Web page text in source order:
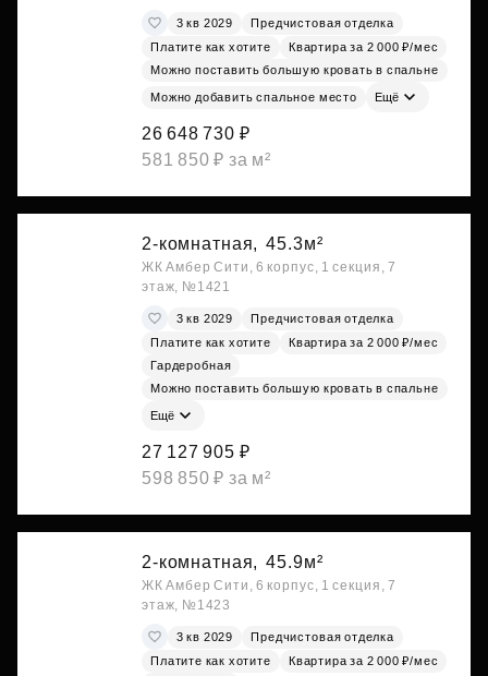
3 кв 2029
Предчистовая отделка
Платите как хотите
Квартира за 2 000 ₽/мес
Можно поставить большую кровать в спальне
Можно добавить спальное место Ещё
26 648 730 ₽
581 850 ₽ за м²
2-комнатная, 45.3м²
ЖК Амбер Сити, 6 корпус, 1 секция, 7
этаж, №1421
3 кв 2029
Предчистовая отделка
Платите как хотите
Квартира за 2 000 ₽/мес
Гардеробная
Можно поставить большую кровать в спальне
Ещё
27 127 905 ₽
598 850 ₽ за м²
2-комнатная, 45.9м²
ЖК Амбер Сити, 6 корпус, 1 секция, 7
этаж, №1423
3 кв 2029
Предчистовая отделка
Платите как хотите
Квартира за 2 000 ₽/мес